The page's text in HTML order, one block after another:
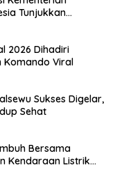
Tunjukkan
2026 Dihadiri
Komando Viral
Sukses Digelar,
Sehat
Bersama
Kendaraan Listrik